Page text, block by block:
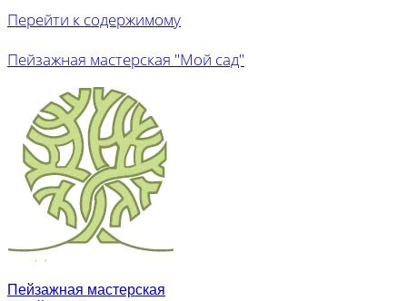
Перейти к содержимому
Пейзажная мастерская "Мой сад"
Пейзажная мастерская